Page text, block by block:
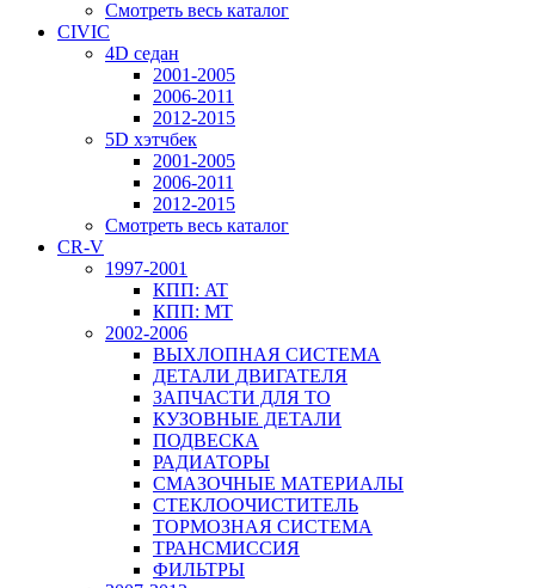
Смотреть весь каталог
CIVIC
4D седан
2001-2005
2006-2011
2012-2015
5D хэтчбек
2001-2005
2006-2011
2012-2015
Смотреть весь каталог
CR-V
1997-2001
КПП: AT
КПП: MT
2002-2006
ВЫХЛОПНАЯ СИСТЕМА
ДЕТАЛИ ДВИГАТЕЛЯ
ЗАПЧАСТИ ДЛЯ ТО
КУЗОВНЫЕ ДЕТАЛИ
ПОДВЕСКА
РАДИАТОРЫ
СМАЗОЧНЫЕ МАТЕРИАЛЫ
СТЕКЛООЧИСТИТЕЛЬ
ТОРМОЗНАЯ СИСТЕМА
ТРАНСМИССИЯ
ФИЛЬТРЫ